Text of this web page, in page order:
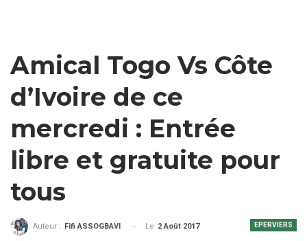
Amical Togo Vs Côte
d’Ivoire de ce
mercredi : Entrée
libre et gratuite pour
tous
EPERVIERS
Auteur : Fifi ASSOGBAVI Le 2 Août 2017